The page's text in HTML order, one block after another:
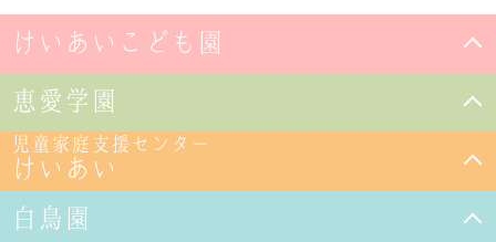
けいあいこども園
恵愛学園
児童家庭支援センター
けいあい
白鳥園